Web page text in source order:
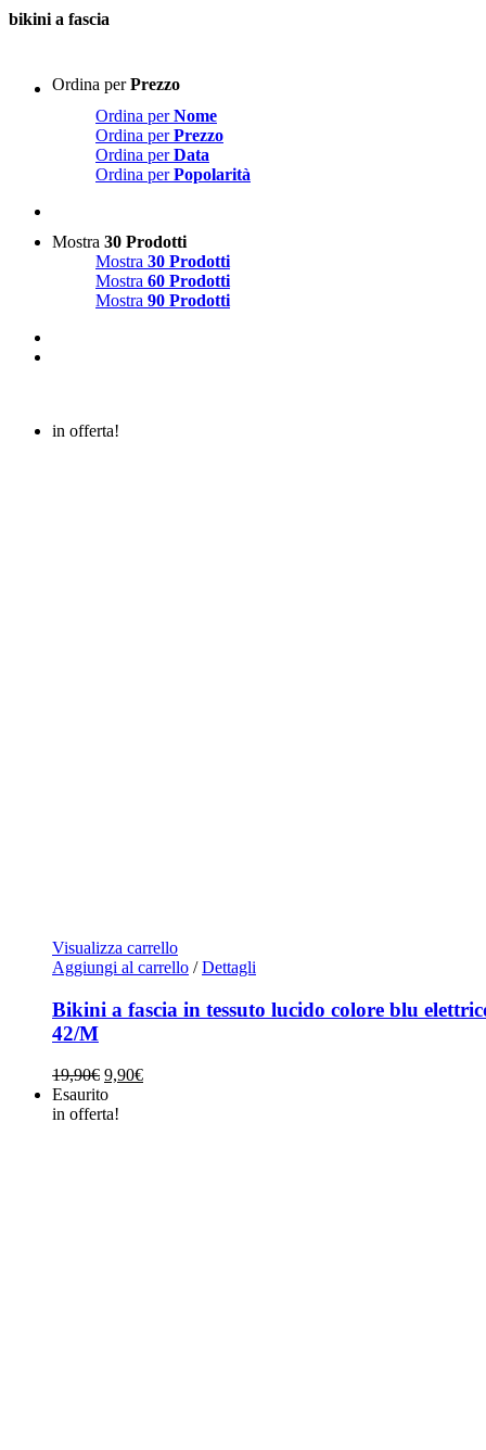
bikini a fascia
Ordina perPrezzo
Ordina perNome
Ordina perPrezzo
Ordina perData
Ordina perPopolarità
Mostra 30 Prodotti
Mostra 30 Prodotti
Mostra 60 Prodotti
Mostra 90 Prodotti
in offerta!
Visualizza carrello
Aggiungi al carrello / Dettagli
Bikini a fascia in tessuto lucido colore blu
42/M
19,90€ Il
prezzo
originale
9,90€Il
Esaurito
in offerta!